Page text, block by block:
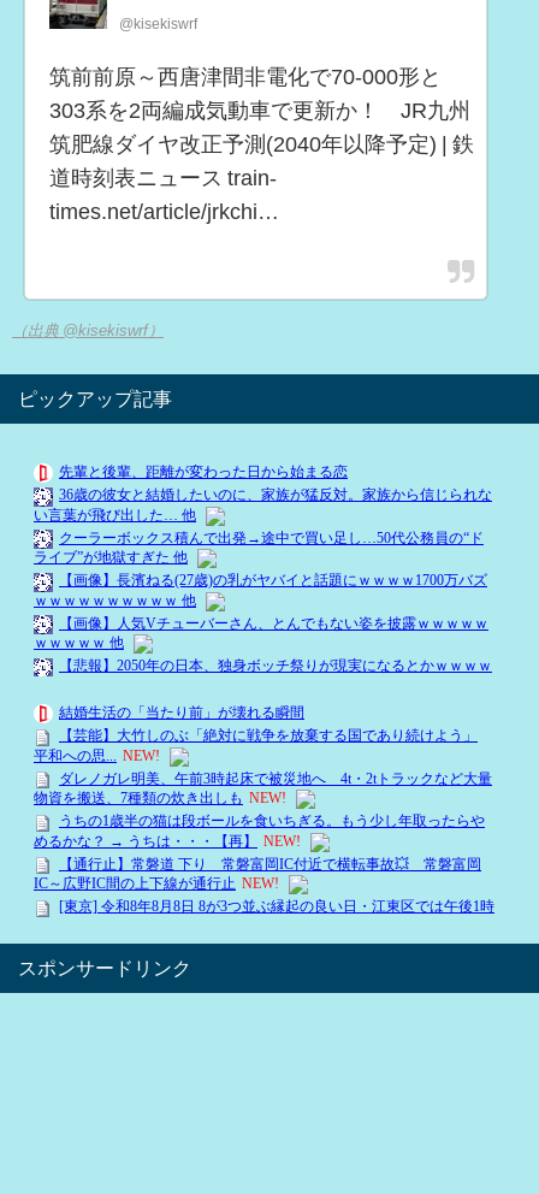
@kisekiswrf
筑前前原～西唐津間非電化で70-000形と
303系を2両編成気動車で更新か！ JR九州
筑肥線ダイヤ改正予測(2040年以降予定) | 鉄
道時刻表ニュース train-
times.net/article/jrkchi…
（出典 @kisekiswrf）
ピックアップ記事
スポンサードリンク